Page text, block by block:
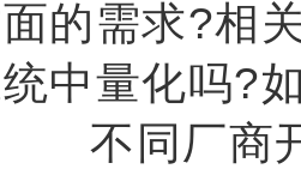
的需求?相
中量化吗?
同厂商开